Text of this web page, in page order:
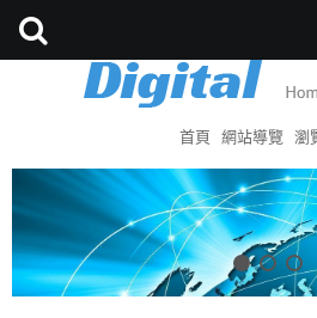
首頁 網站導覽 瀏